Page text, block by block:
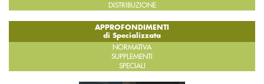
DISTRIBUZIONE
APPROFONDIMENTI
di Specializzata
NORMATIVA
SUPPLEMENTI
SPECIALI